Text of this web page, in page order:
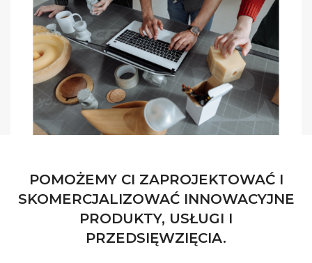
POMOŻEMY CI ZAPROJEKTOWAĆ I
SKOMERCJALIZOWAĆ INNOWACYJNE
PRODUKTY, USŁUGI I
PRZEDSIĘWZIĘCIA.